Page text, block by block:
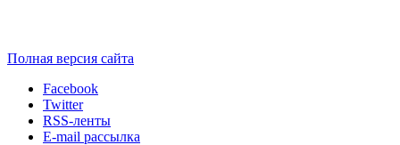
Полная версия сайта
Facebook
Twitter
RSS-ленты
E-mail рассылка